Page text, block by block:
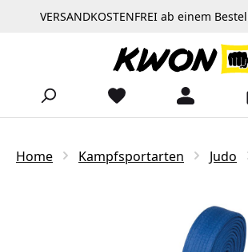
Zum Hauptinhalt springen
VERSANDKOSTENFREI ab einem
Home Kampfsportarten Judo